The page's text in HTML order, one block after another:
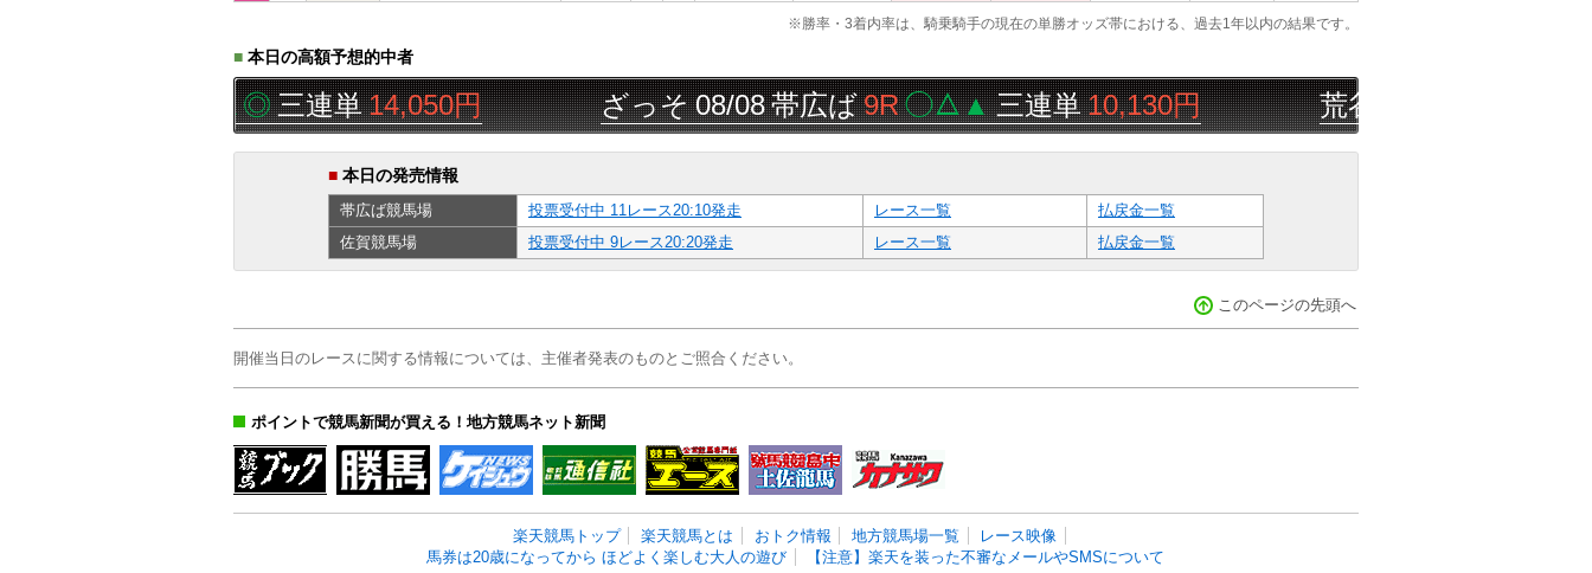
※勝率・3着内率は、騎乗騎手の現在の単勝オッズ帯における、過去1年以内の結果です。
■ 本日の高額予想的中者
三連単14,050円 ざっそ08/08 帯広ば9R◯△▲三連単10,130円 荒谷鬼坊
■ 本日の発売情報
帯広ば競馬場 投票受付中 11レース20:10発走 レース一覧
払戻金一覧
佐賀競馬場 投票受付中 9レース20:20発走 レース一覧 払戻金一覧
このページの先頭へ
開催当日のレースに関する情報については、主催者発表のものとご照合ください。
ポイントで競馬新聞が買える！地方競馬ネット新聞
楽天競馬トップ 楽天競馬とは おトク情報 地方競馬場一覧
レース映像
馬券は20歳になってから ほどよく楽しむ大人の遊び
【注意】楽天を装った不審なメールやSMSについて